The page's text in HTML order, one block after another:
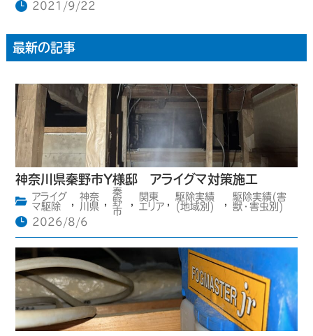
2021/9/22
最新の記事
神奈川県秦野市Y様邸 アライグマ対策施工
アライグ
マ駆除
神奈
川県
秦
野
市
関東
エリア
駆除実績
(地域別)
駆除実績(害
獣・害虫別)
2026/8/6